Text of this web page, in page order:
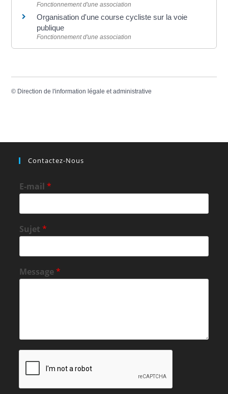
Fonctionnement d'une association
Organisation d'une course cycliste sur la voie
publique
Fonctionnement d'une association
© Direction de l'information légale et administrative
Contactez-Nous
E-mail*
Sujet*
Message*